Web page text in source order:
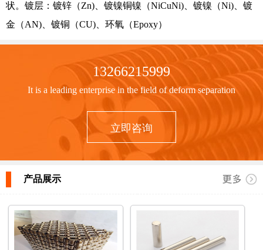
状。镀层：镀锌（Zn)、镀镍铜镍（NiCuNi)、镀镍（Ni)、镀
金（AN)、镀铜（CU)、环氧（Epoxy）
13266215999
It is a leading enterprise in the field of deform separation
立即咨询
产品展示